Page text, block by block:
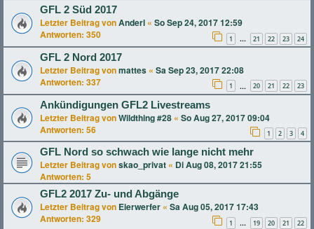
GFL 2 Süd 2017
Letzter Beitrag vonAnderl « So Sep 24, 2017 12:59
Antworten: 350 1 … 21 22 23 24
GFL 2 Nord 2017
Letzter Beitrag vonmattes « Sa Sep 23, 2017 22:08
Antworten: 337 1 … 20 21 22 23
Ankündigungen GFL2 Livestreams
Letzter Beitrag vonWildthing #28 « So Aug 27, 2017 09:04
Antworten: 56 1 2 3 4
GFL Nord so schwach wie lange nicht mehr
Letzter Beitrag vonskao_privat « Di Aug 08, 2017 21:55
Antworten: 5
GFL2 2017 Zu- und Abgänge
Letzter Beitrag von Eierwerfer « Sa Aug 05, 2017 17:43
Antworten: 329 1 … 19 20 21 22